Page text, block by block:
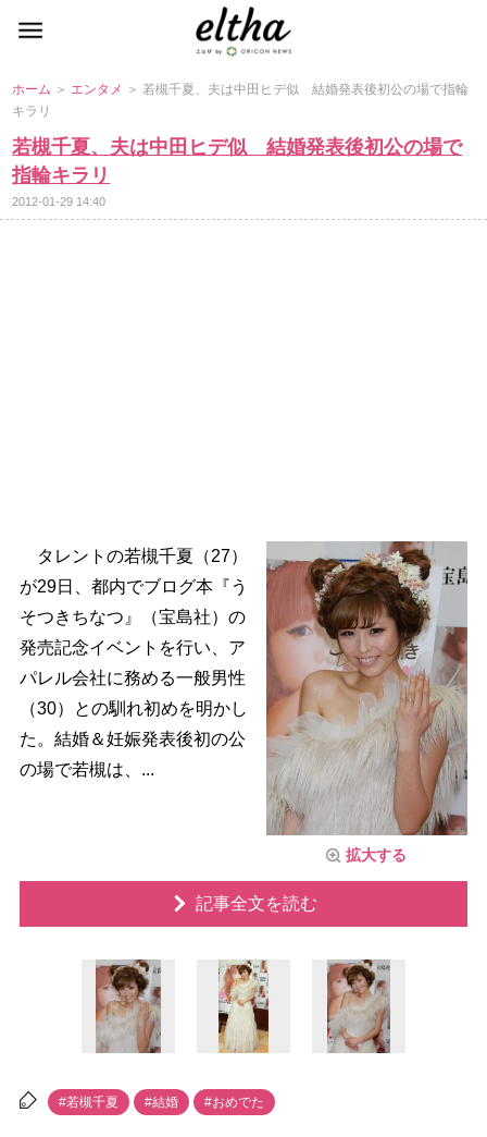
ホーム ＞ エンタメ ＞ 若槻千夏、夫は中田ヒデ似 結婚発表後初公の場で指輪
キラリ
若槻千夏、夫は中田ヒデ似 結婚発表後初公の場で
指輪キラリ
2012-01-29 14:40
拡大する
タレントの若槻千夏（27）
が29日、都内でブログ本『う
そつきちなつ』（宝島社）の
発売記念イベントを行い、ア
パレル会社に務める一般男性
（30）との馴れ初めを明かし
た。結婚＆妊娠発表後初の公
の場で若槻は、...
記事全文を読む
#若槻千夏 #結婚 #おめでた